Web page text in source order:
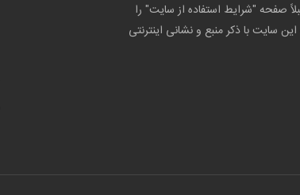
صفحه "شرایط استفاده از سایت" را
سایت با ذکر منبع و نشانی اینترنتی